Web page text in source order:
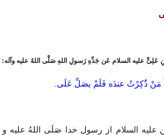
عَلِیٍّ علیه السلام عَن جَدِّهِ رَسولِ اللهِ صَلَّی اللهُ علیه وآله:
مَنْ ذَُكِرْتُ عندَه فَلَمْ یصَلِّ عَلَی.
علیه السلام از رسول خدا صَلَی اللهُ علیه و